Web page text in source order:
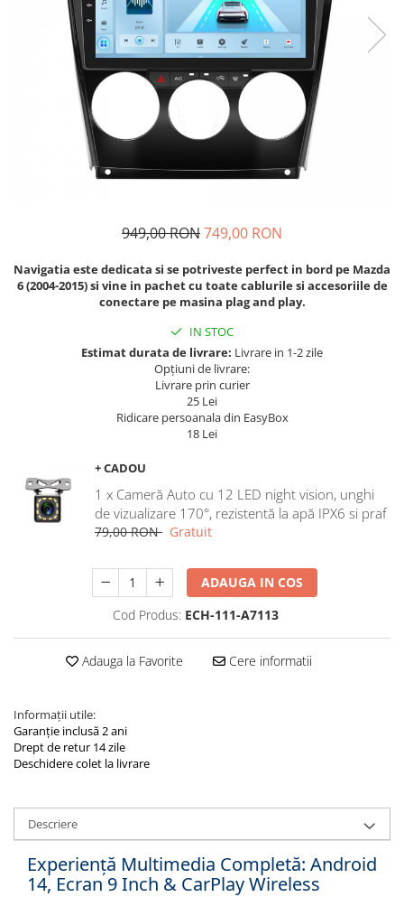
Navigatii Fiat
Navigatii Nissan
Navigatii Citroen
Navigatii Suzuki
Navigatii Mitsubishi
Navigatii Volvo
Navigatii Mazda
Navigatii Smart
Navigatii Chevrolet
Navigatii Jeep
Navigatii Land Rover
Navigatii Chrysler
949,00 RON749,00 RON
Navigatia este dedicata si se potriveste perfect in bord pe Mazda
6 (2004-2015)si vine in pachet cu toate cablurile si accesoriile de
conectare pe masina plag and play.
IN STOC
Estimat durata de livrare: Livrare in 1-2 zile
Opțiuni de livrare:
Livrare prin curier
25 Lei
Ridicare persoanala din EasyBox
18 Lei
+ CADOU
1 x Cameră Auto cu 12 LED night vision, unghi
de vizualizare 170°, rezistentă la apă IPX6 si praf
79,00 RON Gratuit
ADAUGA IN COS
Cod Produs: ECH-111-A7113
Adauga la Favorite Cere informatii
Informații utile:
Garanție inclusă 2 ani
Drept de retur 14 zile
Deschidere colet la livrare
Descriere
Experiență Multimedia Completă: Android
14, Ecran 9 Inch & CarPlay Wireless